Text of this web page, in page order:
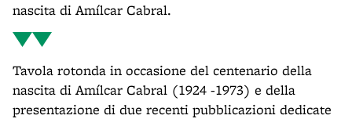
nascita di Amílcar Cabral.
Tavola rotonda in occasione del centenario della
nascita di Amílcar Cabral (1924 -1973) e della
presentazione di due recenti pubblicazioni dedicate